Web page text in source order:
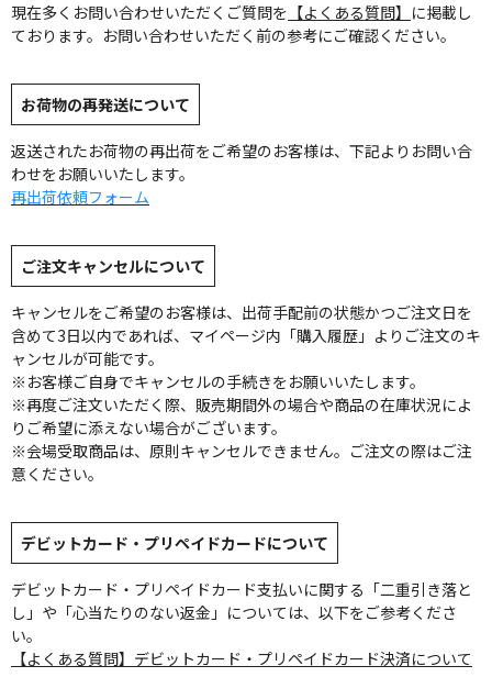
現在多くお問い合わせいただくご質問を 【よくある質問】 に掲載し
ております。お問い合わせいただく前の参考にご確認ください。
お荷物の再発送について
返送されたお荷物の再出荷をご希望のお客様は、下記よりお問い合
わせをお願いいたします。
再出荷依頼フォーム
ご注文キャンセルについて
キャンセルをご希望のお客様は、出荷手配前の状態かつご注文日を
含めて3日以内であれば、マイページ内「購入履歴」よりご注文のキ
ャンセルが可能です。
※お客様ご自身でキャンセルの手続きをお願いいたします。
※再度ご注文いただく際、販売期間外の場合や商品の在庫状況によ
りご希望に添えない場合がございます。
※会場受取商品は、原則キャンセルできません。ご注文の際はご注
意ください。
デビットカード・プリペイドカードについて
デビットカード・プリペイドカード支払いに関する「二重引き落と
し」や「心当たりのない返金」については、以下をご参考くださ
い。
【よくある質問】デビットカード・プリペイドカード決済について